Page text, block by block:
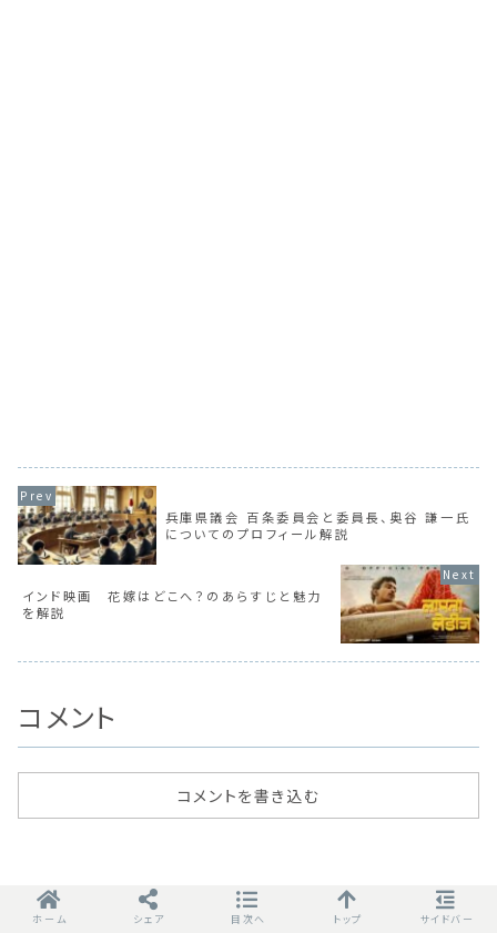
兵庫県議会 百条委員会と委員長、奥谷 謙一氏
についてのプロフィール解説
インド映画 花嫁はどこへ？のあらすじと魅力
を解説
コメント
コメントを書き込む
ホーム シェア 目次へ トップ サイドバー